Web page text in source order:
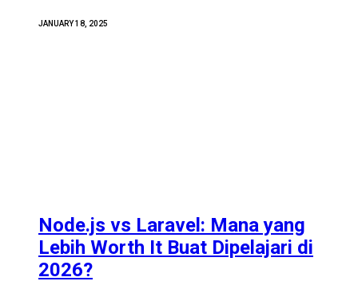
JANUARY 18, 2025
Node.js vs Laravel: Mana yang
Lebih Worth It Buat Dipelajari di
2026?